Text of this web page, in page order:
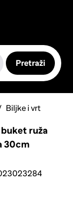
Pretraži
Biljke i vrt
ruža
30cm